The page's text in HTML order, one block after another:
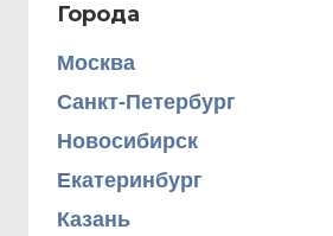
Города
Москва
Санкт-Петербург
Новосибирск
Екатеринбург
Казань